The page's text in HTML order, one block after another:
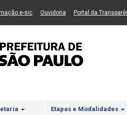
Ir para menu principal 2 Ir para
e-sic(Link para um novo sítio)
Ouvidoria (Link para um novo
Portal da
Etapas e Modalidades